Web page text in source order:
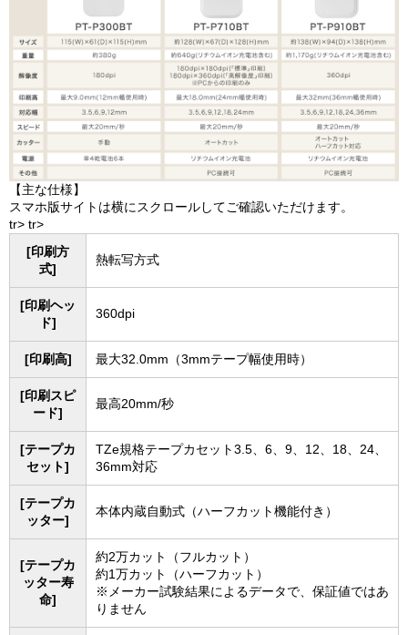
【主な仕様】
スマホ版サイトは横にスクロールしてご確認いただけます。
tr> tr>
[印刷方
式]
熱転写方式
[印刷ヘッ
ド]
360dpi
[印刷高] 最大32.0mm（3mmテープ幅使用時）
[印刷スピ
ード]
最高20mm/秒
[テープカ
セット]
TZe規格テープカセット3.5、6、9、12、18、24、
36mm対応
[テープカ
ッター]
本体内蔵自動式（ハーフカット機能付き）
[テープカ
ッター寿
命]
約2万カット（フルカット）
約1万カット（ハーフカット）
※メーカー試験結果によるデータで、保証値ではあ
りません